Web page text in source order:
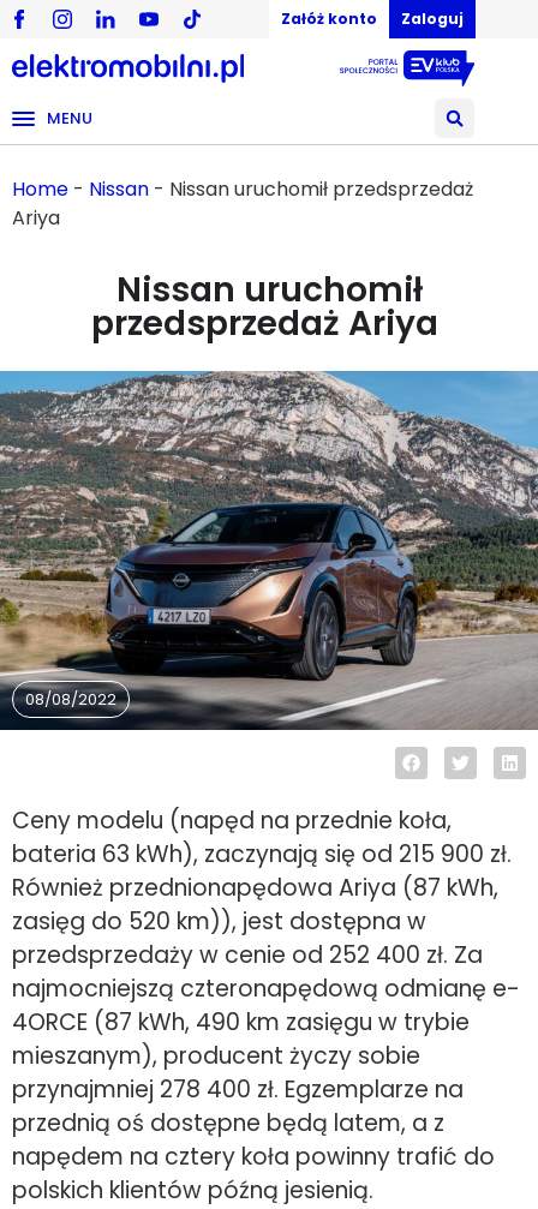
Załóż konto Zaloguj
MENU
Home - Nissan - Nissan uruchomił przedsprzedaż
Ariya
Nissan uruchomił
przedsprzedaż Ariya
08/08/2022
Ceny modelu (napęd na przednie koła,
bateria 63 kWh), zaczynają się od 215 900 zł.
Również przednionapędowa Ariya (87 kWh,
zasięg do 520 km)), jest dostępna w
przedsprzedaży w cenie od 252 400 zł. Za
najmocniejszą czteronapędową odmianę e-
4ORCE (87 kWh, 490 km zasięgu w trybie
mieszanym), producent życzy sobie
przynajmniej 278 400 zł. Egzemplarze na
przednią oś dostępne będą latem, a z
napędem na cztery koła powinny trafić do
polskich klientów późną jesienią.